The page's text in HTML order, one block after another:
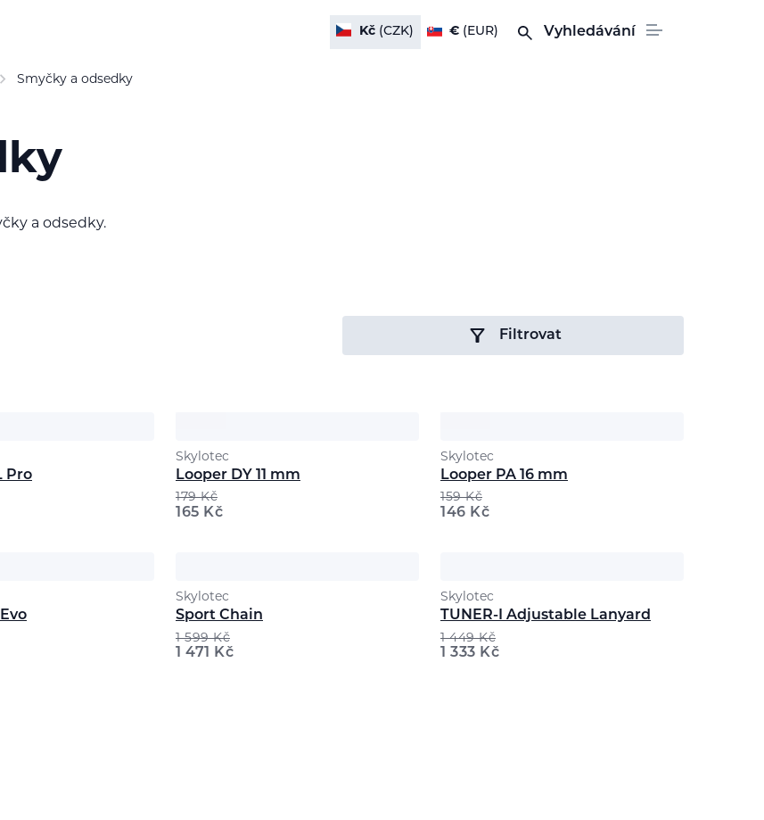
Kč(CZK) € (EUR) Vyhledávání
Smyčky a odsedky
a odsedky.
Filtrovat
Pro
Skylotec
Looper DY 11 mm
179Kč
165 Kč
Skylotec
Looper PA 16 mm
159Kč
146 Kč
Skylotec
Sport Chain
1 599Kč
1 471 Kč
Skylotec
TUNER-I Adjustable Lanyard
1 449Kč
1 333 Kč